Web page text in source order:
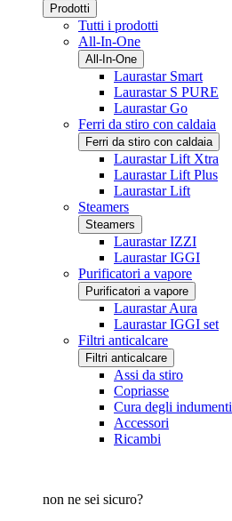
Prodotti
Tutti i prodotti
All-In-One
All-In-One
Laurastar Smart
Laurastar S PURE
Laurastar Go
Ferri da stiro con caldaia
Ferri da stiro con caldaia
Laurastar Lift Xtra
Laurastar Lift Plus
Laurastar Lift
Steamers
Steamers
Laurastar IZZI
Laurastar IGGI
Purificatori a vapore
Purificatori a vapore
Laurastar Aura
Laurastar IGGI set
Filtri anticalcare
Filtri anticalcare
Assi da stiro
Copriasse
Cura degli indumenti
Accessori
Ricambi
non ne sei sicuro?